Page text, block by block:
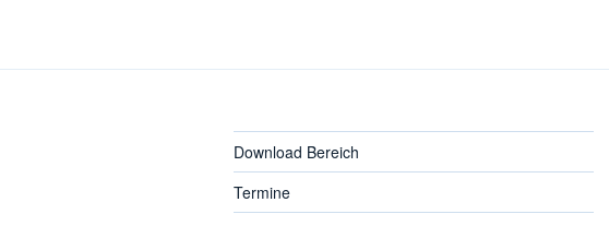
Download Bereich
Termine